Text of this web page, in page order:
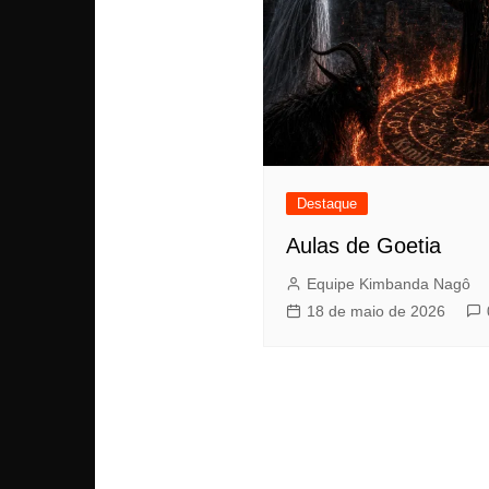
Destaque
Aulas de Goetia
Equipe Kimbanda Nagô
18 de maio de 2026